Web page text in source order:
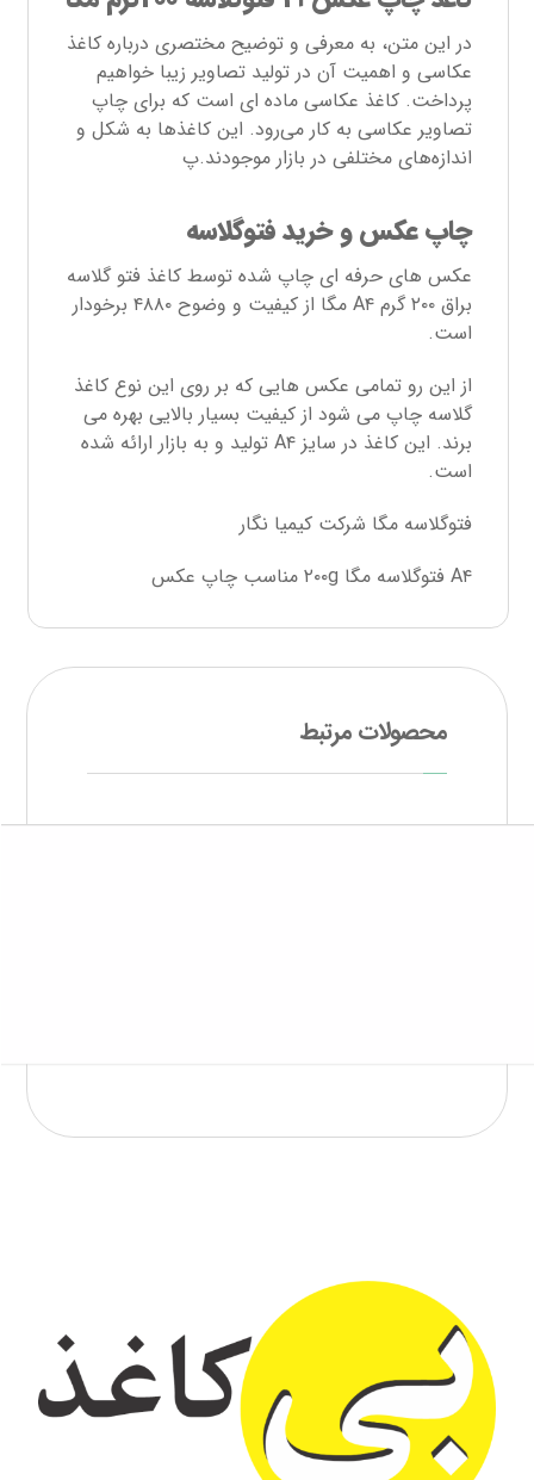
در این متن، به معرفی و توضیح مختصری درباره کاغذ
عکاسی و اهمیت آن در تولید تصاویر زیبا خواهیم
پرداخت. کاغذ عکاسی ماده ای است که برای چاپ
تصاویر عکاسی به کار می‌رود. این کاغذها به شکل و
اندازه‌های مختلفی در بازار موجودند.پ
چاپ عکس و خرید فتوگلاسه
عکس های حرفه ای چاپ شده توسط کاغذ فتو گلاسه
براق ۲۰۰ گرم A۴ مگا از کیفیت و وضوح ۴۸۸۰ برخودار
است.
از این رو تمامی عکس هایی که بر روی این نوع کاغذ
گلاسه چاپ می شود از کیفیت بسیار بالایی بهره می
برند. این کاغذ در سایز A۴ تولید و به بازار ارائه شده
است.
فتوگلاسه مگا شرکت کیمیا نگار
A۴ فتوگلاسه مگا ۲۰۰g مناسب چاپ عکس
محصولات مرتبط